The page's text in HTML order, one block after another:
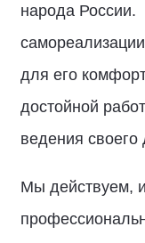
народа России.
для его
достойной
ведения своего
Мы действуем,